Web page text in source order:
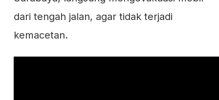
dari tengah jalan, agar tidak terjadi
kemacetan.